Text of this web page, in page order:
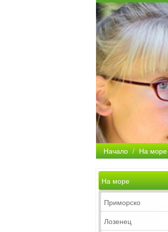
Начало / На море
На море
Приморско
Лозенец